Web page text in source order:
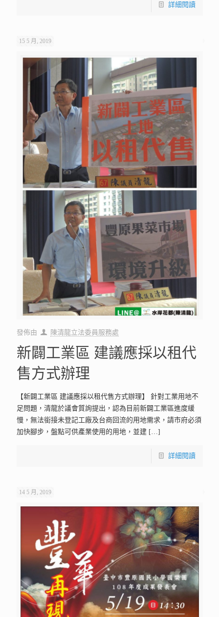
詳細閱讀
15 5 月, 2019
發佈由 陳清龍立法委員服務處
新闢工業區 建議應採以租代
售方式辦理
【新闢工業區 建議應採以租代售方式辦理】 針對工業用地不
足問題，清龍於議會質詢提出，認為目前新闢工業區進度緩
慢，無法銜接未登記工廠及台商回流的用地需求，請市府必須
加快腳步，盤點可供產業使用的用地，並建[…]
詳細閱讀
14 5 月, 2019